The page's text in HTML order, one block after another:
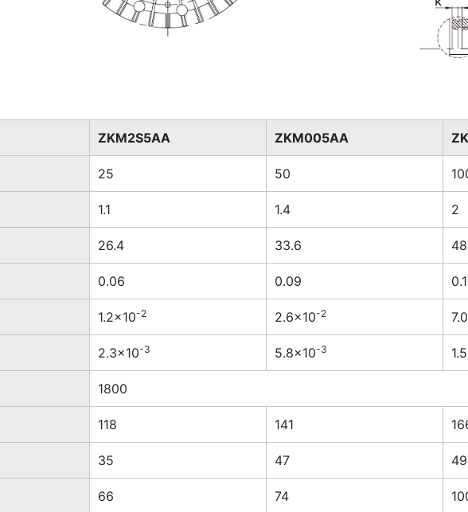
ZKM2S5AA ZKM005AA
25 50
1.1 1.4 2
26.4 33.6 48
0.06 0.09
1.2×10-2 2.6×10-2
2.3×10-3 5.8×10-3
1800
118 141
35 47
66 74